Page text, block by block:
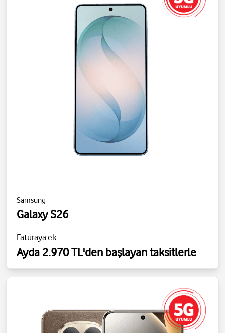
Samsung
Galaxy S26
Faturaya ek
Ayda 2.970 TL'den başlayan taksitlerle